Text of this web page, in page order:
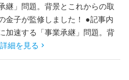
継」問題。背景とこれからの取
金子が監修しました！ ●記事内
加速する「事業承継」問題。背
詳細を見る